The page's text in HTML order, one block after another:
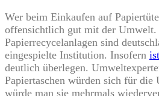
Wer beim Einkaufen auf
offensichtlich gut mit der
Papierrecycelanlagen sind
eingespielte Institution. Insofern
deutlich überlegen.
Papiertaschen würden sich für die
würde man sie mehrmals